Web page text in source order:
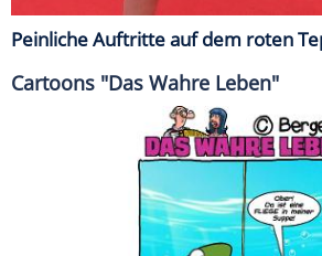
Peinliche Auftritte auf dem roten
Cartoons "Das Wahre Leben"